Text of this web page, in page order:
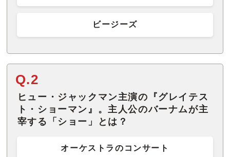
ビージーズ
Q.2
ヒュー・ジャックマン主演の『グレイテス
ト・ショーマン』。主人公のバーナムが主
宰する「ショー」とは？
オーケストラのコンサート